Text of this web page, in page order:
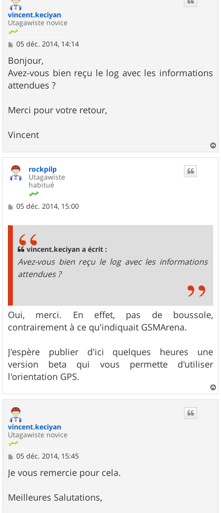
vincent.keciyan
Utagawiste novice
M
s
s
a
g
e
05 déc. 2014, 14:14
Bonjour,
Avez-vous bien reçu le log avec les informations
attendues ?
Merci pour votre retour,
Vincent
a
rockpilp
Utagawiste
habitué
M
05 déc. 2014, 15:00
vincent.keciyan a écrit :
Avez-vous bien reçu le log avec les informations
attendues ?
Oui, merci. En effet, pas de boussole,
contrairement à ce qu'indiquait GSMArena.
J'espère publier d'ici quelques heures une
version beta qui vous permette d'utiliser
l'orientation GPS.
a
vincent.keciyan
Utagawiste novice
M
s
s
g
e
05 déc. 2014, 15:45
Je vous remercie pour cela.
Meilleures Salutations,